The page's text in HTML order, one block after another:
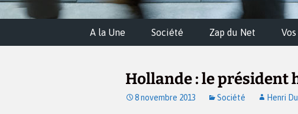
A la Une Société Zap du Net
Hollande : le président
8 novembre 2013 Société Henri